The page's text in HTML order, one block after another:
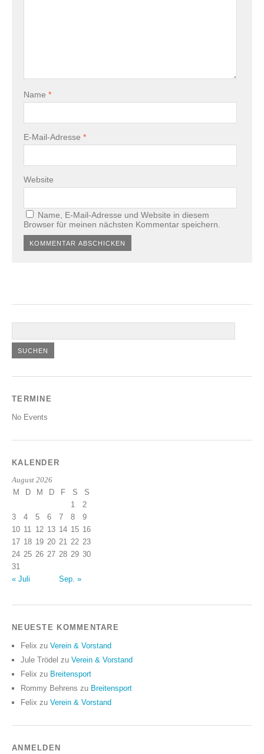
Name *
E-Mail-Adresse *
Website
Name, E-Mail-Adresse und Website in diesem
Browser für meinen nächsten Kommentar speichern.
TERMINE
No Events
KALENDER
August 2026
M D M D F S
S
1
2
3
4 5 6 7 8
9
10 11 12 13 14 15 16
17 18 19 20 21 22 23
24 25 26 27 28 29 30
31
« Juli
Sep. »
NEUESTE KOMMENTARE
Felix zu Verein & Vorstand
Jule Trödel zu Verein & Vorstand
Felix zu Breitensport
Rommy Behrens zu Breitensport
Felix zu Verein & Vorstand
ANMELDEN